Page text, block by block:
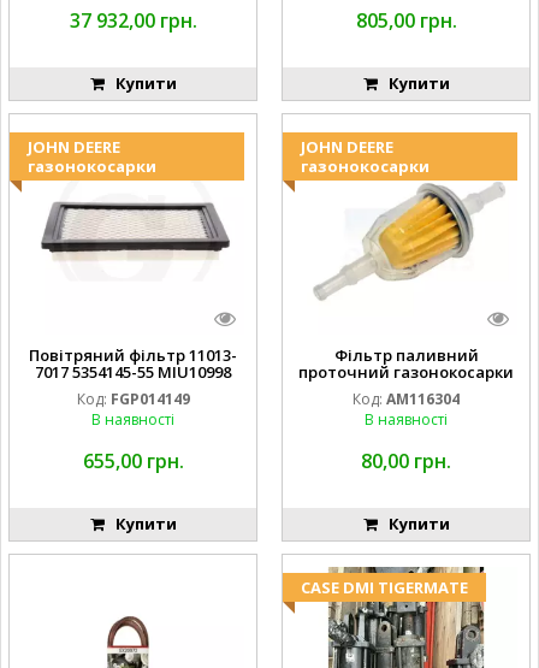
37 932,00 грн.
Купити
805,00 грн.
Купити
JOHN DEERE
газонокосарки
Повітряний фільтр 11013-
7017 5354145-55 MIU10998
FGP014149
Код: FGP014149
В наявності
655,00 грн.
Купити
JOHN DEERE
газонокосарки
Фільтр паливний
проточний газонокосарки
JOHN DEERE AM116304
GY20709
Код: AM116304
В наявності
80,00 грн.
Купити
CASE DMI TIGERMATE